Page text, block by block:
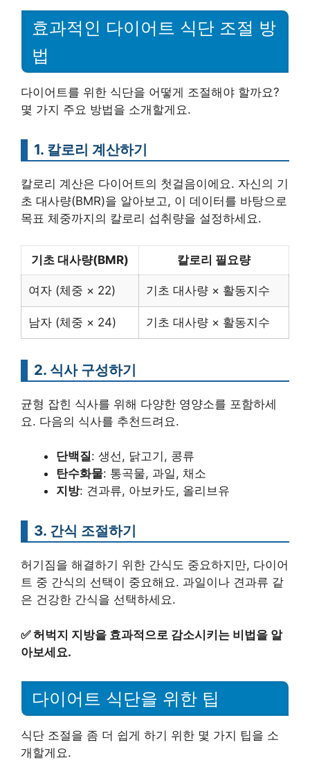
효과적인 다이어트 식단 조절 방
법
다이어트를 위한 식단을 어떻게 조절해야 할까요?
몇 가지 주요 방법을 소개할게요.
1. 칼로리 계산하기
칼로리 계산은 다이어트의 첫걸음이에요. 자신의 기
초 대사량(BMR)을 알아보고, 이 데이터를 바탕으로
목표 체중까지의 칼로리 섭취량을 설정하세요.
기초 대사량(BMR) 칼로리 필요량
여자 (체중 × 22) 기초 대사량 × 활동지수
남자 (체중 × 24) 기초 대사량 × 활동지수
2. 식사 구성하기
균형 잡힌 식사를 위해 다양한 영양소를 포함하세
요. 다음의 식사를 추천드려요.
단백질: 생선, 닭고기, 콩류
탄수화물: 통곡물, 과일, 채소
지방: 견과류, 아보카도, 올리브유
3. 간식 조절하기
허기짐을 해결하기 위한 간식도 중요하지만, 다이어
트 중 간식의 선택이 중요해요. 과일이나 견과류 같
은 건강한 간식을 선택하세요.
✅허벅지 지방을 효과적으로 감소시키는 비법을 알
아보세요.
다이어트 식단을 위한 팁
식단 조절을 좀 더 쉽게 하기 위한 몇 가지 팁을 소
개할게요.